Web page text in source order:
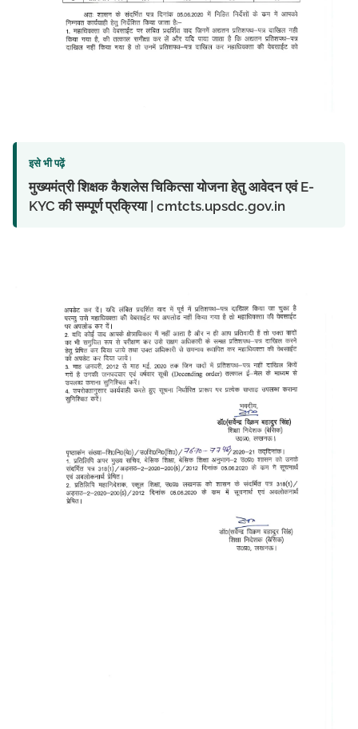
इसे भी पढ़ें
मुख्यमंत्री शिक्षक कैशलेस चिकित्सा योजना हेतु आवेदन एवं E-
KYC की सम्पूर्ण प्रक्रिया | cmtcts.upsdc.gov.in